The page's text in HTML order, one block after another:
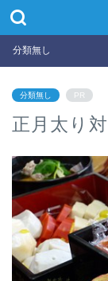
分類無し
分類無し PR
正月太り